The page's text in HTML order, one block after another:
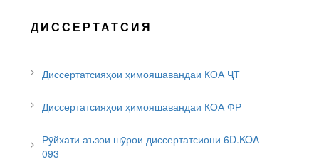
ДИССЕРТАТСИЯ
Диссертатсияҳои ҳимояшавандаи КОА ҶТ
Диссертатсияҳои ҳимояшавандаи КОА ФР
Рӯйхати аъзои шӯрои диссертатсиони 6D.KOA-
093